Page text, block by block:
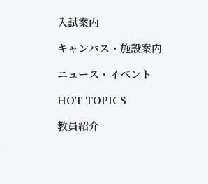
入試案内
キャンパス・施設案内
ニュース・イベント
HOT TOPICS
教員紹介